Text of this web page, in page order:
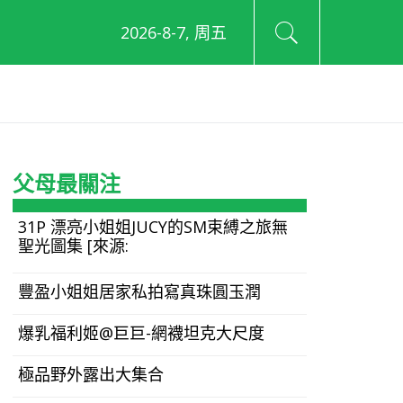
2026-8-7, 周五
父母最關注
31P 漂亮小姐姐JUCY的SM束縛之旅無
聖光圖集 [來源:
豐盈小姐姐居家私拍寫真珠圓玉潤
爆乳福利姬@巨巨-網襪坦克大尺度
極品野外露出大集合